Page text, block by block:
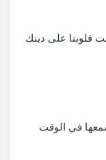
قلوبنا على دينك
في الوقت